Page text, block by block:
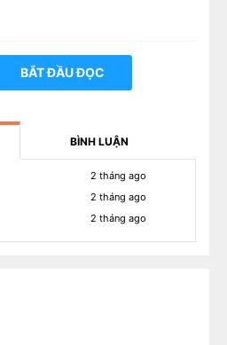
BẮT ĐẦU ĐỌC
BÌNH LUẬN
2 tháng ago
2 tháng ago
2 tháng ago